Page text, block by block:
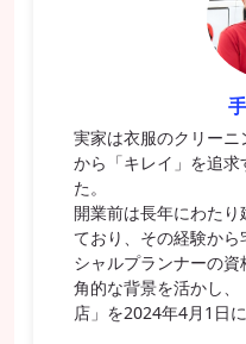
実家は衣服のクリー
から「キレイ」を追
た。
開業前は長年にわた
ており、その経験か
シャルプランナーの
角的な背景を活かし
店」を2024年4月1日